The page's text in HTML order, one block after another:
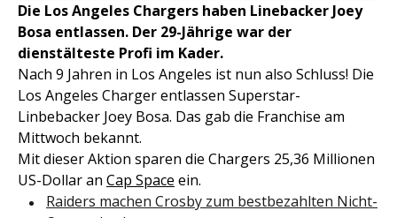
Die Los Angeles Chargers haben Linebacker Joey
Bosa entlassen. Der 29-Jährige war der
dienstälteste Profi im Kader.
Nach 9 Jahren in Los Angeles ist nun also Schluss! Die
Los Angeles Charger entlassen Superstar-
Linbebacker Joey Bosa. Das gab die Franchise am
Mittwoch bekannt.
Mit dieser Aktion sparen die Chargers 25,36 Millionen
US-Dollar an Cap Space ein.
Raiders machen Crosby zum bestbezahlten Nicht-